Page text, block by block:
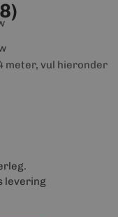
meter, vul hieronder
levering